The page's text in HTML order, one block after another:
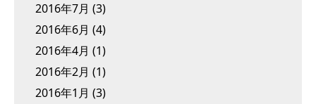
2016年7月 (3)
2016年6月 (4)
2016年4月 (1)
2016年2月 (1)
2016年1月 (3)